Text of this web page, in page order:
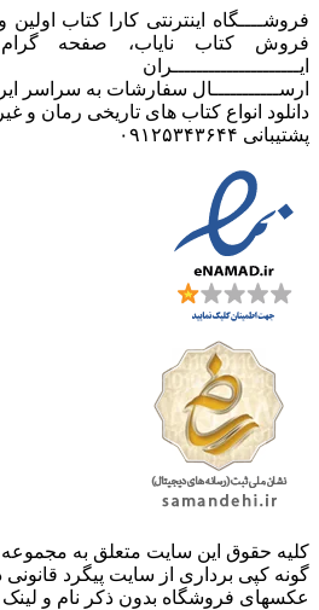
فروشــــگاه اینترنتی کارا کتاب اولین
فروش کتاب نایاب، صفحه
ایـــــــــــــــــــــران
ارســـــــــــال سفارشات به سراسر
دانلود انواع کتاب های تاریخی رمان و
پشتیبانی ۰۹۱۲۵۳۴۳۶۴۴
کليه حقوق اين سايت متعلق به مجموعه
گونه کپی برداری از سایت پیگرد قانونی
عکسهای فروشگاه بدون ذکر نام و